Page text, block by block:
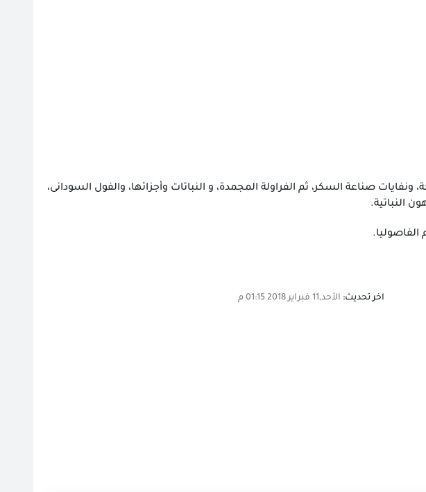
ونفايات صناعة السكر، ثم الفراولة المجمدة، و النباتات وأجزائها، والفول السودانى،
النباتية.
الفاصوليا.
اخر تحديث: الأحد,11 فبراير 2018 01:15 م